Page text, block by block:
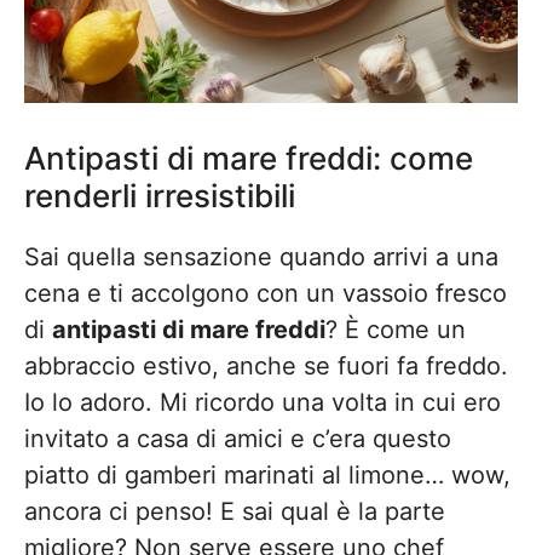
Antipasti di mare freddi: come
renderli irresistibili
Sai quella sensazione quando arrivi a una
cena e ti accolgono con un vassoio fresco
di antipasti di mare freddi? È come un
abbraccio estivo, anche se fuori fa freddo.
Io lo adoro. Mi ricordo una volta in cui ero
invitato a casa di amici e c’era questo
piatto di gamberi marinati al limone… wow,
ancora ci penso! E sai qual è la parte
migliore? Non serve essere uno chef